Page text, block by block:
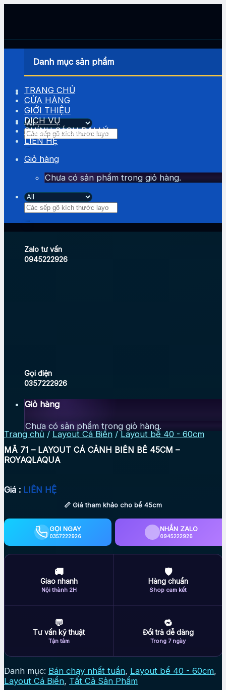
Tìm
kiếm:
Zalo tư vấn
0945222926
Gọi điện
0357222926
Giỏ hàng
Chưa có sản phẩm trong giỏ hàng.
Danh mục sản phẩm
TRANG CHỦ
CỬA HÀNG
GIỚI THIỆU
DỊCH VỤ
CHÍNH SÁCH ĐẠI LÝ
LIÊN HỆ
Giỏ hàng
Chưa có sản phẩm trong giỏ hàng.
Tìm
kiếm:
Trang chủ / Layout Cá Biển / Layout bể 40 - 60cm
MÃ 71 – LAYOUT CÁ CẢNH BIỂN BỂ 45CM –
ROYAQLAQUA
Giá : LIÊN HỆ
📏 Giá tham khảo cho bể 45cm
GỌI NGAY
0357222926
NHẮN ZALO
0945222926
🚚
Giao nhanh
Nội thành 2H
🛡
Hàng chuẩn
Shop cam kết
💬
Tư vấn kỹ thuật
Tận tâm
🔁
Đổi trả dễ dàng
Trong 7 ngày
Danh mục: Bán chạy nhất tuần, Layout bể 40 - 60cm,
Layout Cá Biển, Tất Cả Sản Phẩm